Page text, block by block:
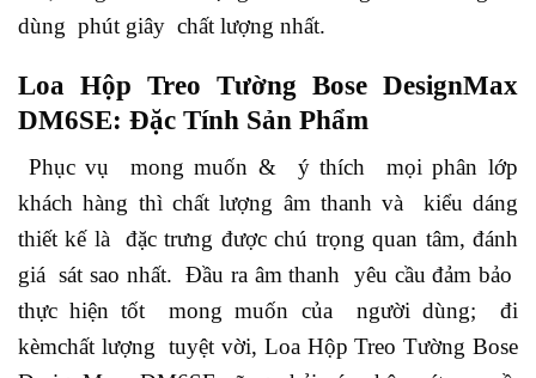
dùng phút giây chất lượng nhất.
Loa Hộp Treo Tường Bose DesignMax
DM6SE: Đặc Tính Sản Phẩm
Phục vụ mong muốn & ý thích mọi phân lớp
khách hàng thì chất lượng âm thanh và kiểu dáng
thiết kế là đặc trưng được chú trọng quan tâm, đánh
giá sát sao nhất. Đầu ra âm thanh yêu cầu đảm bảo
thực hiện tốt mong muốn của người dùng; đi
kèmchất lượng tuyệt vời, Loa Hộp Treo Tường Bose